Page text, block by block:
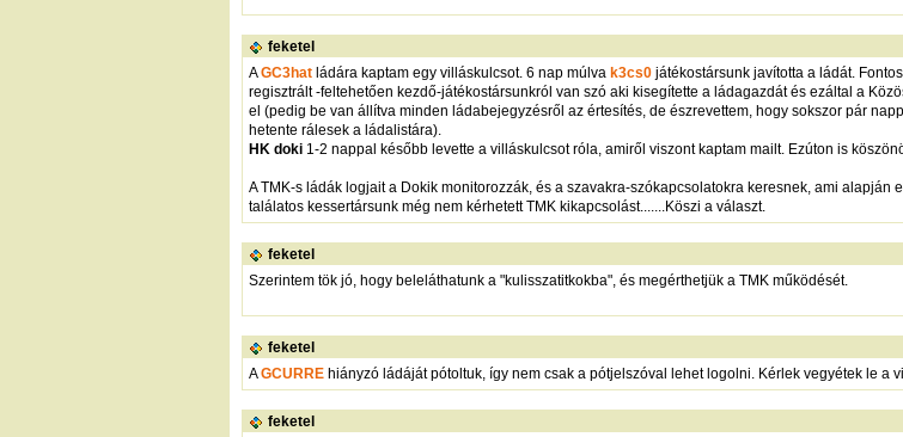
feketel
AGC3hat ládára kaptam egy villáskulcsot. 6 nap múlva k3cs0 játékostársunk javította a ládát.
regisztrált -feltehetően kezdő-játékostársunkról van szó aki kisegítette a ládagazdát és ezáltal a
el (pedig be van állítva minden ládabejegyzésről az értesítés, de észrevettem, hogy sokszor pár
hetente rálesek a ládalistára).
HK doki 1-2 nappal később levette a villáskulcsot róla, amiről viszont kaptam mailt. Ezúton is
A TMK-s ládák logjait a Dokik monitorozzák, és a szavakra-szókapcsolatokra keresnek, ami
találatos kessertársunk még nem kérhetett TMK kikapcsolást.......Köszi a választ.
feketel
Szerintem tök jó, hogy beleláthatunk a "kulisszatitkokba", és megérthetjük a TMK működését.
feketel
AGCURRE hiányzó ládáját pótoltuk, így nem csak a pótjelszóval lehet logolni. Kérlek vegyétek le a
feketel